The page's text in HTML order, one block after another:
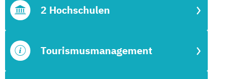
Tourismusmanagement
2 Hochschulen